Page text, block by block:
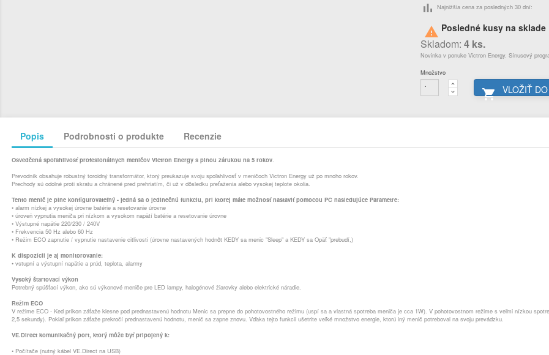
bar_chart Najnižšia cena za posledných 30 dní:
 Posledné kusy na sklade
Skladom: 4 ks.
Novinka v ponuke Victron Energy. Sínusový
Množstvo
 VLOŽIŤ
Popis Podrobnosti o produkte Recenzie
Osvedčená spoľahlivosť profesionálnych meničov Victron Energy s plnou zárukou na 5 rokov.
Prevodník obsahuje robustný toroidný transformátor, ktorý preukazuje svoju spoľahlivosť v meničoch Victron Energy už po mnoho rokov.
Prechody sú odolné proti skratu a chránené pred prehriatím, či už v dôsledku preťaženia alebo vysokej teplote okolia.
Tento menič je plne konfigurovateľný - jedná sa o jedinečnú funkciu, pri ktorej máte možnosť nastaviť pomocou PC nasledujúce Parametre:
• alarm nízkej a vysokej úrovne batérie a resetovanie úrovne
• úroveň vypnutia meniča pri nízkom a vysokom napätí batérie a resetovanie úrovne
• Výstupné napätie 220/230 / 240V
• Frekvencia 50 Hz alebo 60 Hz
• Režim ECO zapnutie / vypnutie nastavenie citlivosti (úrovne nastavených hodnôt KEDY sa menic "Sleep" a KEDY sa Opäť "prebudí,)
K dispozícii je aj monitorovanie:
• vstupní a výstupní napätie a prúd, teplota, alarmy
Vysoký štartovací výkon
Potrebný spúšťací výkon, ako sú výkonové meniče pre LED lampy, halogénové žiarovky alebo elektrické náradie.
Režim ECO
V režime ECO - Ked príkon záťaže klesne pod prednastavenú hodnotu Menic sa prepne do pohotovostného režimu (uspí sa a vlastná spotreba meniča je cca 1W). V pohotovostnom režime s veľmi nízkou
2,5 sekundy). Pokiaľ príkon záťaže prekročí prednastavenú hodnotu, menič sa zapne znovu. Vďaka tejto funkcii ušetrite veľké množstvo energie, ktorú iný menič potreboval na svoju prevádzku.
VE.Direct komunikačný port, ktorý môže byť pripojený k:
• Počítače (nutný kábel VE.Direct na USB)